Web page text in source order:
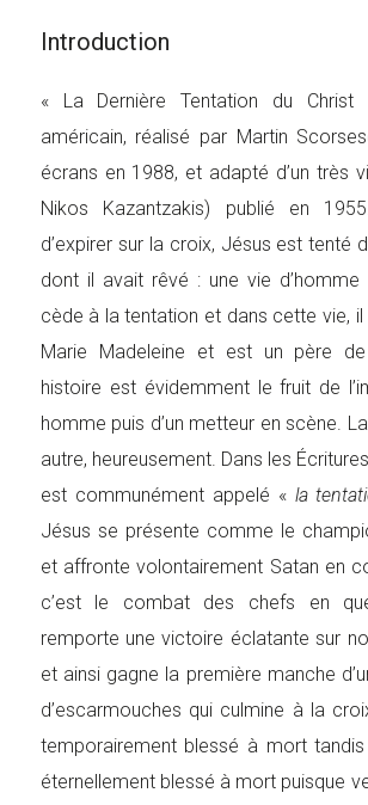
Introduction
« La Dernière Tentation du
américain, réalisé par Martin
écrans en 1988, et adapté d’un très
Nikos Kazantzakis) publié en
d’expirer sur la croix, Jésus est tenté
dont il avait rêvé : une vie
cède à la tentation et dans cette vie,
Marie Madeleine et est un père
histoire est évidemment le fruit de
homme puis d’un metteur en scène.
autre, heureusement. Dans les
est communément appelé « la
Jésus se présente comme le
et affronte volontairement Satan en
c’est le combat des chefs en
remporte une victoire éclatante sur
et ainsi gagne la première manche
d’escarmouches qui culmine à la
temporairement blessé à mort
éternellement blessé à mort puisque